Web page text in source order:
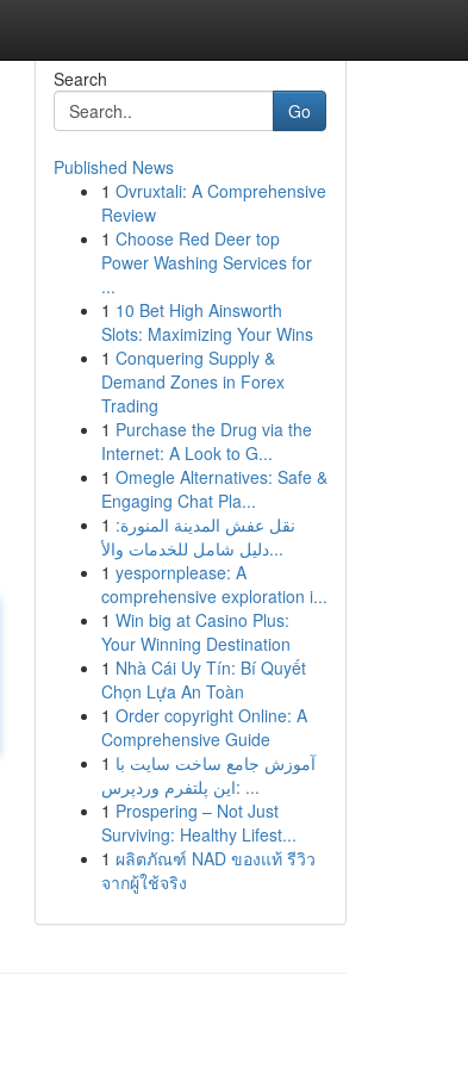
Search
Go
Published News
1 Ovruxtali: A Comprehensive
Review
1 Choose Red Deer top
Power Washing Services for
...
1 10 Bet High Ainsworth
Slots: Maximizing Your Wins
1 Conquering Supply &
Demand Zones in Forex
Trading
1 Purchase the Drug via the
Internet: A Look to G...
1 Omegle Alternatives: Safe &
Engaging Chat Pla...
1 نقل عفش المدينة المنورة:
دليل شامل للخدمات والأ...
1 yespornplease: A
comprehensive exploration i...
1 Win big at Casino Plus:
Your Winning Destination
1 Nhà Cái Uy Tín: Bí Quyết
Chọn Lựa An Toàn
1 Order copyright Online: A
Comprehensive Guide
1 آموزش جامع ساخت سایت با
این پلتفرم وردپرس: ...
1 Prospering – Not Just
Surviving: Healthy Lifest...
1 ผลิตภัณฑ์ NAD ของแท้ รีวิว
จากผู้ใช้จริง